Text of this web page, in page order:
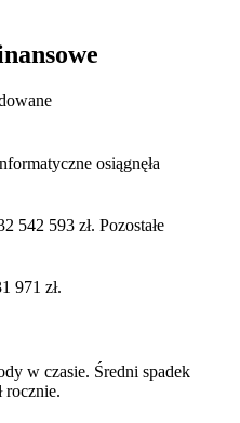
osiągnęła
542 593 zł. Pozostałe
971 zł.
w czasie. Średni spadek
rocznie.